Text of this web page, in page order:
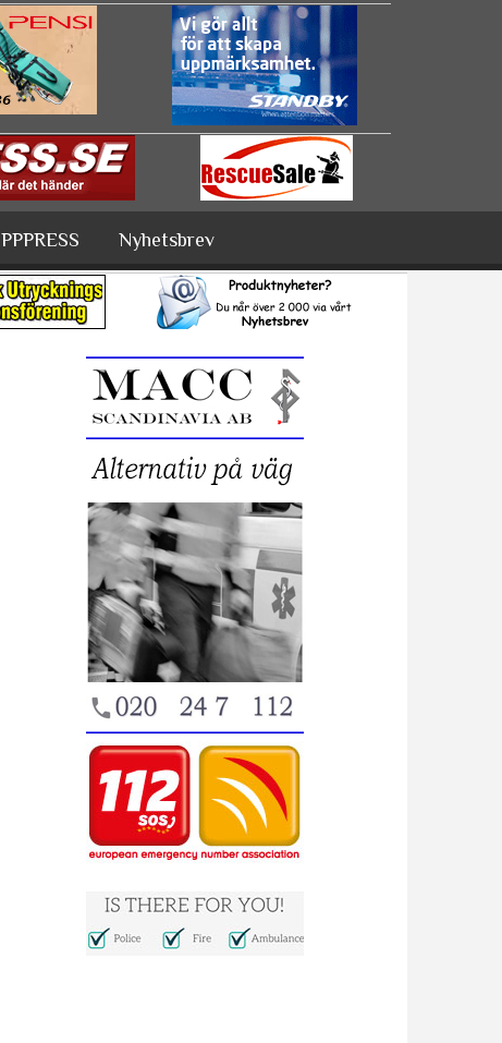
PPPRESS Nyhetsbrev